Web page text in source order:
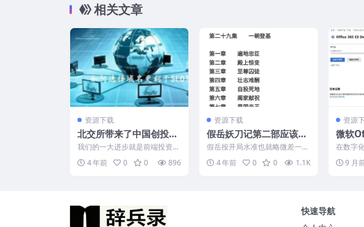
相关文章
资源下载
北交所带来了中国创投业
的4.0时代前端投资更被
看重
我们的一大进步就是前端投资开
始被更加重视起来了。我们国家
的创投呢其实和国际上是有...
4 年前 0 0 896
资源下载
假岳妖刀记第二部应该能
出来期待他的第二卷表现
假岳按开局水准也就略微差一
点，实际打起来不好打。不是啊
假岳基本没和强手拼过吧，他...
4 年前 0 0 1.1K
资源
微软
免费
与避
在数字
ce 365
学习者
9 月
快速导航